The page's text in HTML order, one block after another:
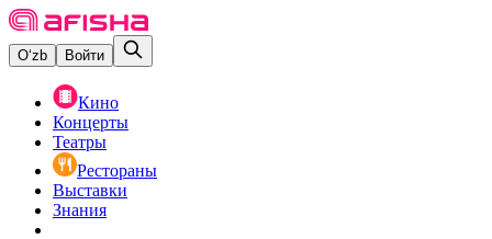
O‘zb Войти
Кино
Концерты
Театры
Рестораны
Выставки
Знания